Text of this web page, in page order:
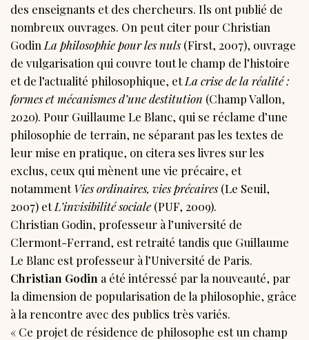
des enseignants et des chercheurs. Ils ont publié de
nombreux ouvrages. On peut citer pour Christian
Godin La philosophie pour les nuls (First, 2007), ouvrage
de vulgarisation qui couvre tout le champ de l’histoire
et de l’actualité philosophique, etLa crise de la réalité :
formes et mécanismes d’une destitution (Champ Vallon,
2020). Pour Guillaume Le Blanc, qui se réclame d’une
philosophie de terrain, ne séparant pas les textes de
leur mise en pratique, on citera ses livres sur les
exclus, ceux qui mènent une vie précaire, et
notammentVies ordinaires, vies précaires (Le Seuil,
2007) etL’invisibilité sociale (PUF, 2009).
Christian Godin, professeur à l’université de
Clermont-Ferrand, est retraité tandis que Guillaume
Le Blanc est professeur à l’Université de Paris.
Christian Godin a été intéressé par la nouveauté, par
la dimension de popularisation de la philosophie, grâce
à la rencontre avec des publics très variés.
« Ce projet de résidence de philosophe est un champ